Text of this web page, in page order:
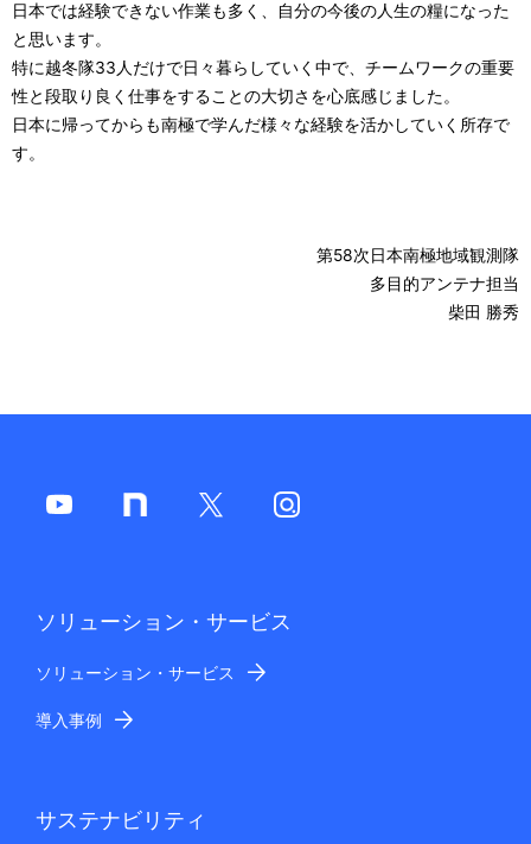
日本では経験できない作業も多く、自分の今後の人生の糧になった
と思います。
特に越冬隊33人だけで日々暮らしていく中で、チームワークの重要
性と段取り良く仕事をすることの大切さを心底感じました。
日本に帰ってからも南極で学んだ様々な経験を活かしていく所存で
す。
第58次日本南極地域観測隊
多目的アンテナ担当
柴田 勝秀
ソリューション・サービス
ソリューション・サービス
導入事例
サステナビリティ